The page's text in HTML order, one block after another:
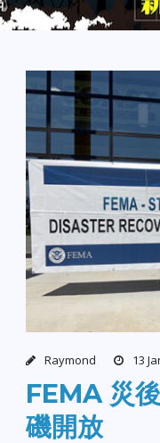
Raymond 13
FEMA 災
磯開放